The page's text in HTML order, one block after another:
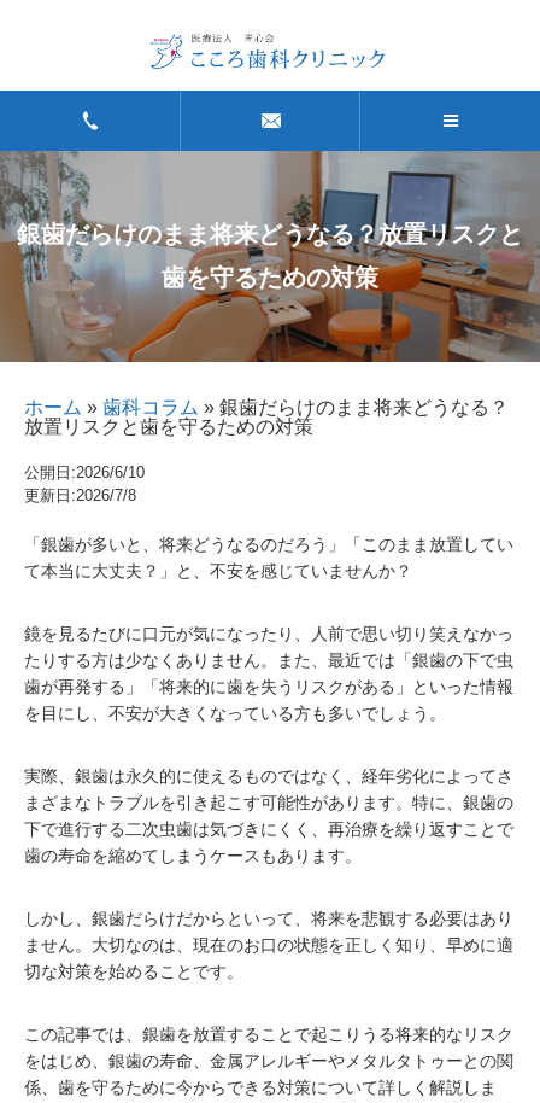
銀歯だらけのまま将来どうなる？放置リスクと
歯を守るための対策
ホーム » 歯科コラム » 銀歯だらけのまま将来どうなる？
放置リスクと歯を守るための対策
公開日:2026/6/10
更新日:2026/7/8
「銀歯が多いと、将来どうなるのだろう」「このまま放置してい
て本当に大丈夫？」と、不安を感じていませんか？
鏡を見るたびに口元が気になったり、人前で思い切り笑えなかっ
たりする方は少なくありません。また、最近では「銀歯の下で虫
歯が再発する」「将来的に歯を失うリスクがある」といった情報
を目にし、不安が大きくなっている方も多いでしょう。
実際、銀歯は永久的に使えるものではなく、経年劣化によってさ
まざまなトラブルを引き起こす可能性があります。特に、銀歯の
下で進行する二次虫歯は気づきにくく、再治療を繰り返すことで
歯の寿命を縮めてしまうケースもあります。
しかし、銀歯だらけだからといって、将来を悲観する必要はあり
ません。大切なのは、現在のお口の状態を正しく知り、早めに適
切な対策を始めることです。
この記事では、銀歯を放置することで起こりうる将来的なリスク
をはじめ、銀歯の寿命、金属アレルギーやメタルタトゥーとの関
係、歯を守るために今からできる対策について詳しく解説しま